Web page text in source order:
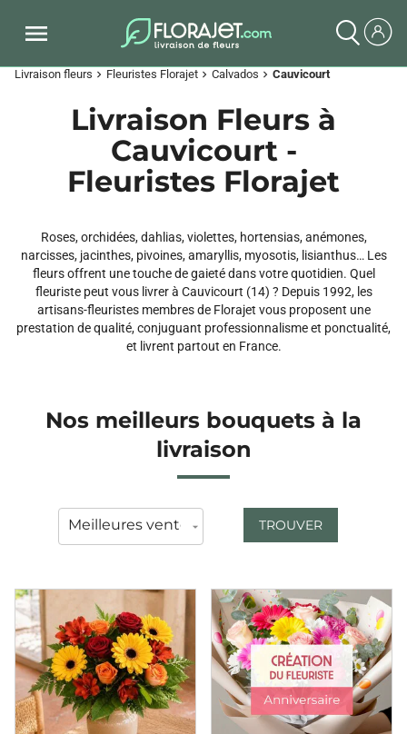
Livraison fleurs chevron_right Fleuristes Florajet chevron_right Calvados chevron_right Cauvicourt
Livraison Fleurs à
Cauvicourt -
Fleuristes Florajet
Roses, orchidées, dahlias, violettes, hortensias, anémones,
narcisses, jacinthes, pivoines, amaryllis, myosotis, lisianthus… Les
fleurs offrent une touche de gaieté dans votre quotidien. Quel
fleuriste peut vous livrer à Cauvicourt (14) ? Depuis 1992, les
artisans-fleuristes membres de Florajet vous proposent une
prestation de qualité, conjuguant professionnalisme et ponctualité,
et livrent partout en France.
Nos meilleurs bouquets à la
livraison
TROUVER